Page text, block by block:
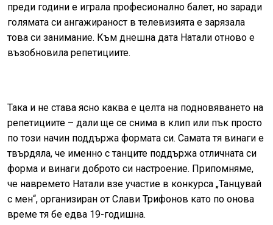
преди години е играла професионално балет, но заради
голямата си ангажираност в телевизията е зарязала
това си занимание. Към днешна дата Натали отново е
възобновила репетициите.
Така и не става ясно каква е целта на подновяването на
репетициите – дали ще се снима в клип или пък просто
по този начин поддържа формата си. Самата тя винаги е
твърдяла, че именно с танците поддържа отличната си
форма и винаги доброто си настроение. Припомняме,
че навремето Натали взе участие в конкурса „Танцувай
с мен“, организиран от Слави Трифонов като по онова
време тя бе едва 19-годишна.